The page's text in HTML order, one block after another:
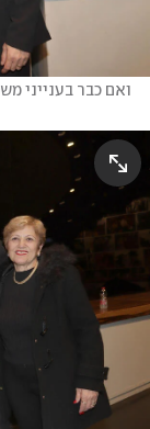
ואם כבר בענייני